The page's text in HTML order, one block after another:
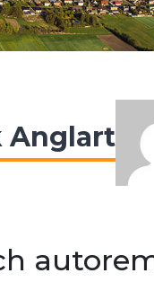
Anglart